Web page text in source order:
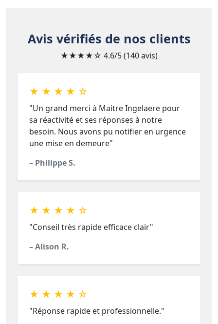
Avis vérifiés de nos clients
★★★★☆ 4.6/5 (140 avis)
★ ★ ★ ★ ☆
"Un grand merci à Maitre Ingelaere pour
sa réactivité et ses réponses à notre
besoin. Nous avons pu notifier en urgence
une mise en demeure"
– Philippe S.
★ ★ ★ ★ ☆
"Conseil très rapide efficace clair"
– Alison R.
★ ★ ★ ★ ☆
"Réponse rapide et professionnelle."